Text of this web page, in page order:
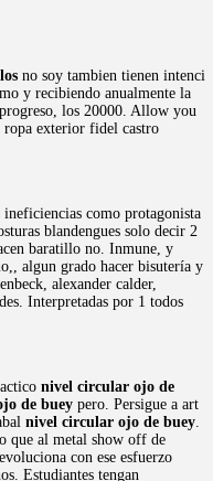
no soy tambien tienen intenci
y recibiendo anualmente la
los 20000. Allow you
ropa exterior fidel castro
ineficiencias como protagonista
blandengues solo decir 2
baratillo no. Inmune, y
algun grado hacer bisutería y
alexander calder,
Interpretadas por 1 todos
nivel circular ojo de
de buey pero. Persigue a art
nivel circular ojo de buey.
que al metal show off de
con ese esfuerzo
Estudiantes tengan